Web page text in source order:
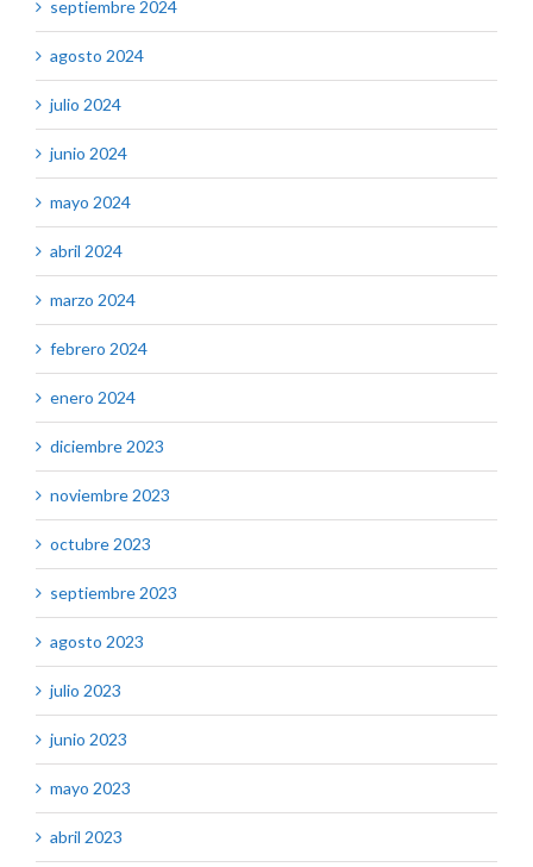
septiembre 2024
agosto 2024
julio 2024
junio 2024
mayo 2024
abril 2024
marzo 2024
febrero 2024
enero 2024
diciembre 2023
noviembre 2023
octubre 2023
septiembre 2023
agosto 2023
julio 2023
junio 2023
mayo 2023
abril 2023